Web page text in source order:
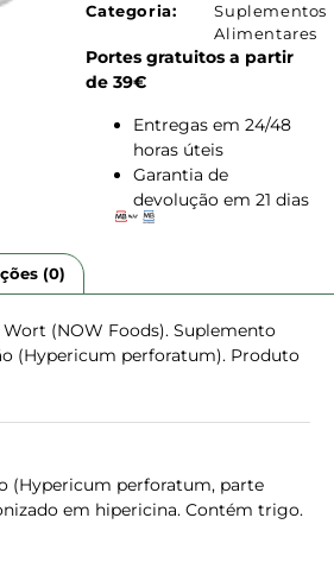
Categoria:
Suplementos
Alimentares
Portes gratuitos a partir
de 39€
Entregas em 24/48
horas úteis
Garantia de
devolução em 21 dias
(0)
Wort (NOW Foods). Suplemento
(Hypericum perforatum). Produto
(Hypericum perforatum, parte
em hipericina. Contém trigo.